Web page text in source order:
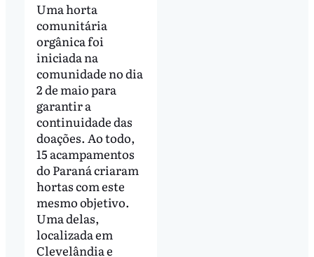
Uma horta
comunitária
orgânica foi
iniciada na
comunidade no dia
2 de maio para
garantir a
continuidade das
doações. Ao todo,
15 acampamentos
do Paraná criaram
hortas com este
mesmo objetivo.
Uma delas,
localizada em
Clevelândia e